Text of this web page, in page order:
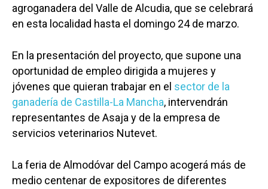
agroganadera del Valle de Alcudia, que se celebrará
en esta localidad hasta el domingo 24 de marzo.
En la presentación del proyecto, que supone una
oportunidad de empleo dirigida a mujeres y
jóvenes que quieran trabajar en el sector de la
ganadería de Castilla-La Mancha, intervendrán
representantes de Asaja y de la empresa de
servicios veterinarios Nutevet.
La feria de Almodóvar del Campo acogerá más de
medio centenar de expositores de diferentes